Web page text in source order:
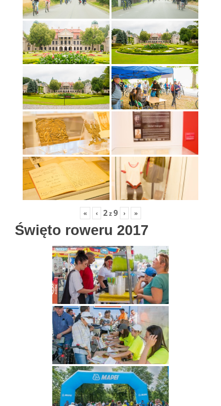
« ‹ 2z9 › »
Święto roweru 2017